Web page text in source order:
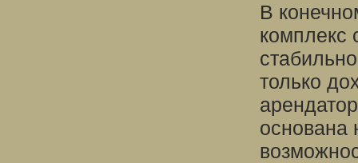
В
комплекс
только
основана